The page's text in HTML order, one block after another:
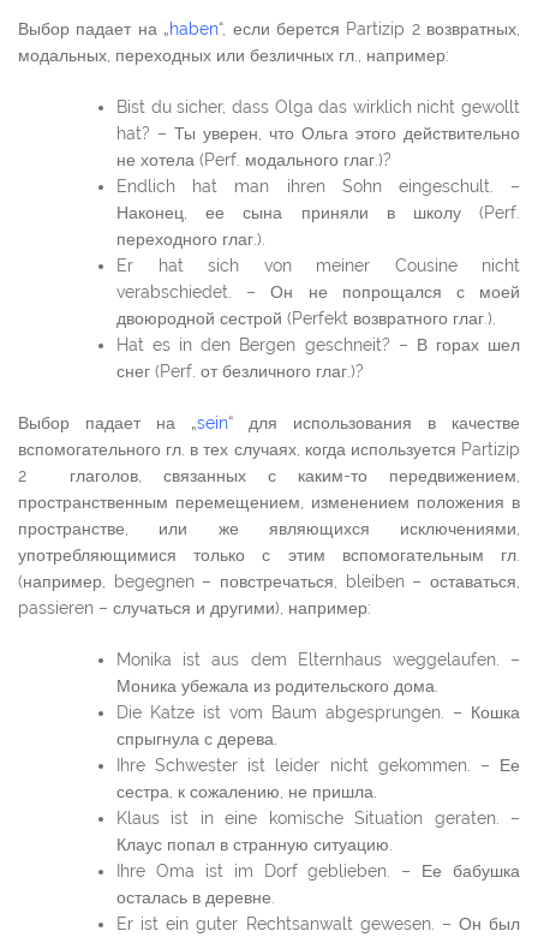
Выбор падает на „haben“, если берется Partizip 2 возвратных,
модальных, переходных или безличных гл., например:
Bist du sicher, dass Olga das wirklich nicht gewollt
hat? – Ты уверен, что Ольга этого действительно
не хотела (Perf. модального глаг.)?
Endlich hat man ihren Sohn eingeschult. –
Наконец, ее сына приняли в школу (Perf.
переходного глаг.).
Er hat sich von meiner Cousine nicht
verabschiedet. – Он не попрощался с моей
двоюродной сестрой (Perfekt возвратного глаг.).
Hat es in den Bergen geschneit? – В горах шел
снег (Perf. от безличного глаг.)?
Выбор падает на „sein“ для использования в качестве
вспомогательного гл. в тех случаях, когда используется Partizip
2 глаголов, связанных с каким-то передвижением,
пространственным перемещением, изменением положения в
пространстве, или же являющихся исключениями,
употребляющимися только с этим вспомогательным гл.
(например, begegnen – повстречаться, bleiben – оставаться,
passieren – случаться и другими), например:
Monika ist aus dem Elternhaus weggelaufen. –
Моника убежала из родительского дома.
Die Katze ist vom Baum abgesprungen. – Кошка
спрыгнула с дерева.
Ihre Schwester ist leider nicht gekommen. – Ее
сестра, к сожалению, не пришла.
Klaus ist in eine komische Situation geraten. –
Клаус попал в странную ситуацию.
Ihre Oma ist im Dorf geblieben. – Ее бабушка
осталась в деревне.
Er ist ein guter Rechtsanwalt gewesen. – Он был